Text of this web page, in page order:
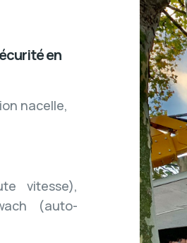
en
nacelle,
vitesse),
(auto-